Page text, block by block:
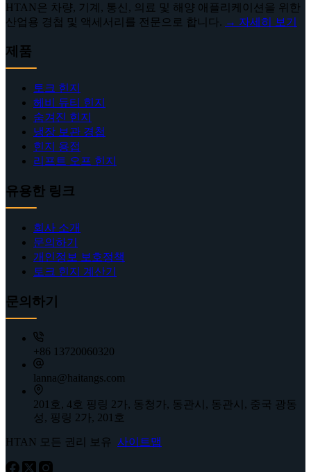
HTAN은 차량, 기계, 통신, 의료 및 해양 애플리케이션을 위한
산업용 경첩 및 액세서리를 전문으로 합니다. → 자세히 보기
제품
토크 힌지
헤비 듀티 힌지
숨겨진 힌지
냉장 보관 경첩
힌지 용접
리프트 오프 힌지
유용한 링크
회사 소개
문의하기
개인정보 보호정책
토크 힌지 계산기
문의하기
+86 13720060320
lanna@haitangs.com
201호, 4호 핑링 2가, 동청가, 동관시, 동관시, 중국 광동
성, 핑링 2가, 201호
HTAN 모든 권리 보유 사이트맵